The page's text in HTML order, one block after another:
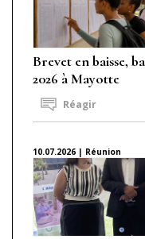
Brevet en baisse,
2026 à Mayotte
Réagir
10.07.2026 | Réunion